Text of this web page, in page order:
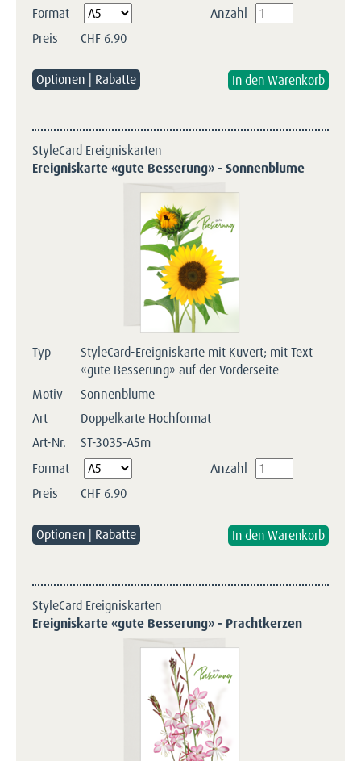
Pflichtfeld
Format
Anzahl
Preis
CHF 6.90
Optionen | Rabatte
StyleCard Ereigniskarten
Ereigniskarte «gute Besserung» - Sonnenblume
Typ
StyleCard-Ereigniskarte mit Kuvert; mit Text
«gute Besserung» auf der Vorderseite
Motiv
Sonnenblume
Art
Doppelkarte Hochformat
Art-Nr.
ST-3035-A5m
Pflichtfeld
Format
Anzahl
Preis
CHF 6.90
Optionen | Rabatte
StyleCard Ereigniskarten
Ereigniskarte «gute Besserung» - Prachtkerzen